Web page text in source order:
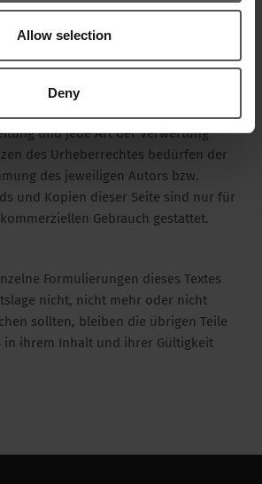
Allow selection
Deny
sind bemüht, stets die
zu beachten bzw. auf selbst erstellte
Inhalte und Werke auf diesen
deutschen Urheberrecht. Beiträge
und jede Art der Verwertung
des Urheberrechtes bedürfen der
des jeweiligen Autors bzw.
und Kopien dieser Seite sind nur für
Gebrauch gestattet.
Formulierungen dieses Textes
nicht, nicht mehr oder nicht
sollten, bleiben die übrigen Teile
in ihrem Inhalt und ihrer Gültigkeit